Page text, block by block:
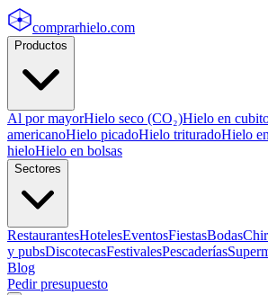
comprarhielo.com
Productos
Al por mayorHielo seco (CO₂)Hielo en
americanoHielo picadoHielo trituradoHielo
hieloHielo en bolsas
Sectores
RestaurantesHotelesEventosFiestasBodas
y pubsDiscotecasFestivalesPescaderías
Blog
Pedir presupuesto